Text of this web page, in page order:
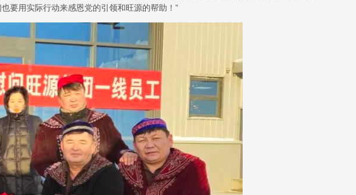
要用实际行动来感恩党的引领和旺源的帮助！”